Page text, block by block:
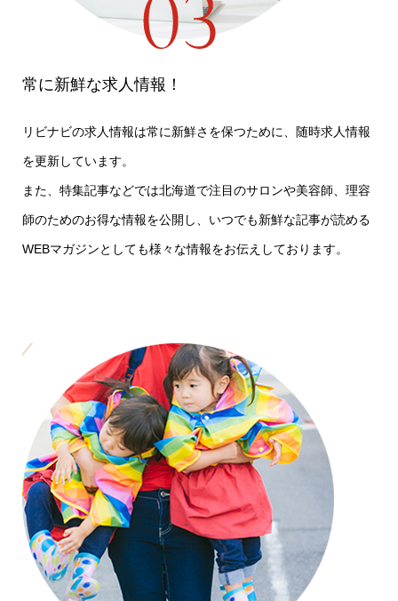
常に新鮮な求人情報！
リビナビの求人情報は常に新鮮さを保つために、随時求人情報
を更新しています。
また、特集記事などでは北海道で注目のサロンや美容師、理容
師のためのお得な情報を公開し、いつでも新鮮な記事が読める
WEBマガジンとしても様々な情報をお伝えしております。